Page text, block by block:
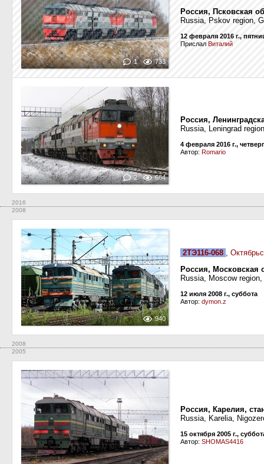
1 733
Россия, Псковская
Russia, Pskov region,
12 февраля 2016 г.,
Прислал Виталий
2 664
Россия,
Russia, Leningrad
4 февраля 2016 г., четверг
Автор: Romario
2016
2008
940
2ТЭ116-068 ,
Россия, Московская
Russia, Moscow
12 июля 2008 г., суббота
Автор: dymon.z
2008
2005
Россия, Карелия,
Russia, Karelia,
15 октября 2005 г.,
Автор: SHOMAS4416